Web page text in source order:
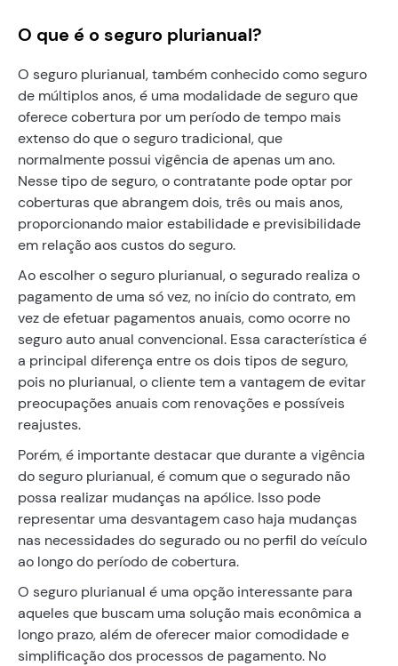
O que é o seguro plurianual?
O seguro plurianual, também conhecido como seguro
de múltiplos anos, é uma modalidade de seguro que
oferece cobertura por um período de tempo mais
extenso do que o seguro tradicional, que
normalmente possui vigência de apenas um ano.
Nesse tipo de seguro, o contratante pode optar por
coberturas que abrangem dois, três ou mais anos,
proporcionando maior estabilidade e previsibilidade
em relação aos custos do seguro.
Ao escolher o seguro plurianual, o segurado realiza o
pagamento de uma só vez, no início do contrato, em
vez de efetuar pagamentos anuais, como ocorre no
seguro auto anual convencional. Essa característica é
a principal diferença entre os dois tipos de seguro,
pois no plurianual, o cliente tem a vantagem de evitar
preocupações anuais com renovações e possíveis
reajustes.
Porém, é importante destacar que durante a vigência
do seguro plurianual, é comum que o segurado não
possa realizar mudanças na apólice. Isso pode
representar uma desvantagem caso haja mudanças
nas necessidades do segurado ou no perfil do veículo
ao longo do período de cobertura.
O seguro plurianual é uma opção interessante para
aqueles que buscam uma solução mais econômica a
longo prazo, além de oferecer maior comodidade e
simplificação dos processos de pagamento. No